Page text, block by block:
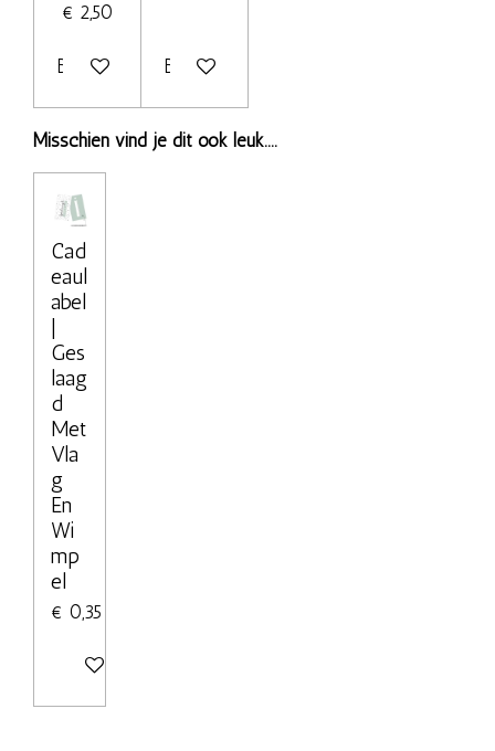
€ 2,50
Bekijk details Bekijk details
Misschien vind je dit ook leuk....
Cad
eaul
abel
|
Ges
laag
d
Met
Vla
g
En
Wi
mp
el
€ 0,35
In winkelwagen